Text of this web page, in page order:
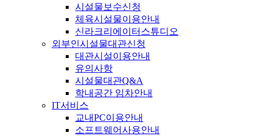
시설물보수신청
체육시설물이용안내
신라크리에이터스튜디오
외부인시설물대관신청
대관시설이용안내
유의사항
시설물대관Q&A
학내공간 임차안내
IT서비스
교내PC이용안내
소프트웨어사용안내